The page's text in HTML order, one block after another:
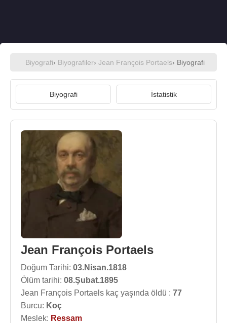
Biyografi› Biyografiler› Jean François Portaels› Biyografi
Biyografi İstatistik
Jean François Portaels
Doğum Tarihi: 03.Nisan.1818
Ölüm tarihi: 08.Şubat.1895
Jean François Portaels kaç yaşında öldü : 77
Burcu: Koç
Meslek: Ressam